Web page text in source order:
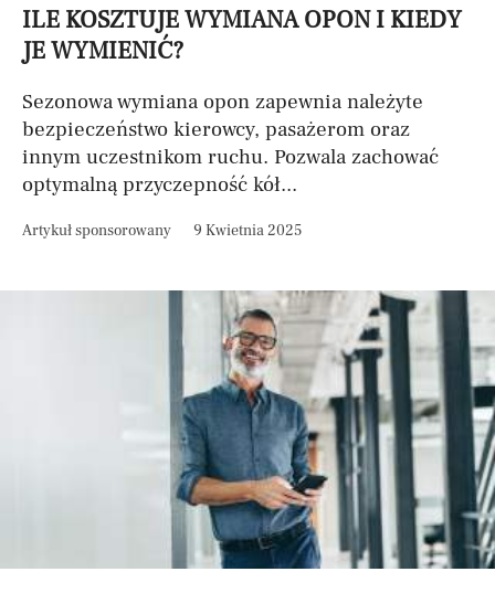
ILE KOSZTUJE WYMIANA OPON I KIEDY
JE WYMIENIĆ?
Sezonowa wymiana opon zapewnia należyte
bezpieczeństwo kierowcy, pasażerom oraz
innym uczestnikom ruchu. Pozwala zachować
optymalną przyczepność kół...
Artykuł sponsorowany 9 Kwietnia 2025